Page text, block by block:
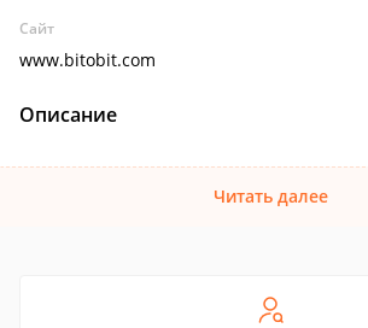
Сайт
www.bitobit.com
Описание
Читать далее